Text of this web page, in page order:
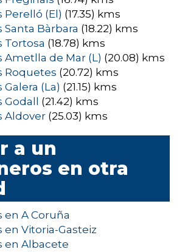
Perelló (El) (17.35) kms
Bàrbara (18.22) kms
Tortosa (18.78) kms
Ametlla de Mar (L) (20.08) kms
Roquetes (20.72) kms
(La) (21.15) kms
(21.42) kms
Aldover (25.03) kms
a un
en otra
en A Coruña
en Vitoria-Gasteiz
en Albacete